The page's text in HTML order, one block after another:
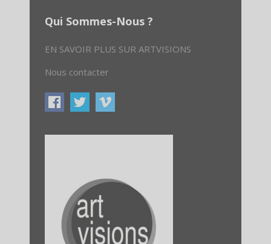
Qui Sommes-Nous ?
EN SAVOIR PLUS SUR ARTVISIONS
Nous contacter